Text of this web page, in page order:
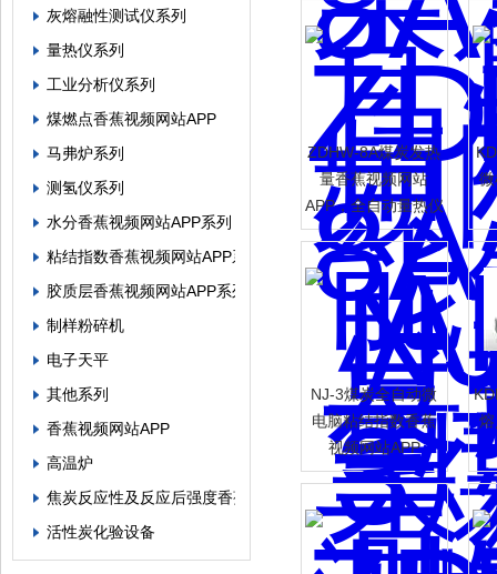
灰熔融性测试仪系列
量热仪系列
工业分析仪系列
煤燃点香蕉视频网站APP
马弗炉系列
测氢仪系列
水分香蕉视频网站APP系列
粘结指数香蕉视频网站APP系列
胶质层香蕉视频网站APP系列
制样粉碎机
电子天平
其他系列
香蕉视频网站APP
高温炉
焦炭反应性及反应后强度香蕉视频网站APP
活性炭化验设备
ZDHW-8A煤炭发热
量香蕉视频网站
APP，全自动量热仪
NJ-3煤炭全自动微
电脑粘结指数香蕉
视频网站APP